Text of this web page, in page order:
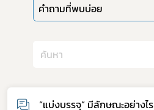
คำถามที่พบบ่อย
“แบ่งบรรจุ” มีลักษณะอย่างไร